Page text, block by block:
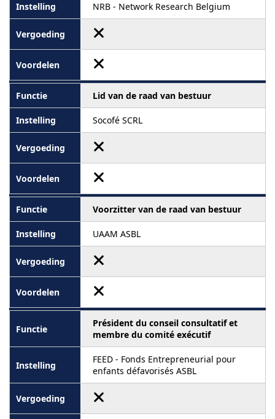
NRB - Network Research Belgium
Lid van de raad van bestuur
Socofé SCRL
Voorzitter van de raad van bestuur
UAAM ASBL
Président du conseil consultatif et
membre du comité exécutif
FEED - Fonds Entrepreneurial pour
enfants défavorisés ASBL